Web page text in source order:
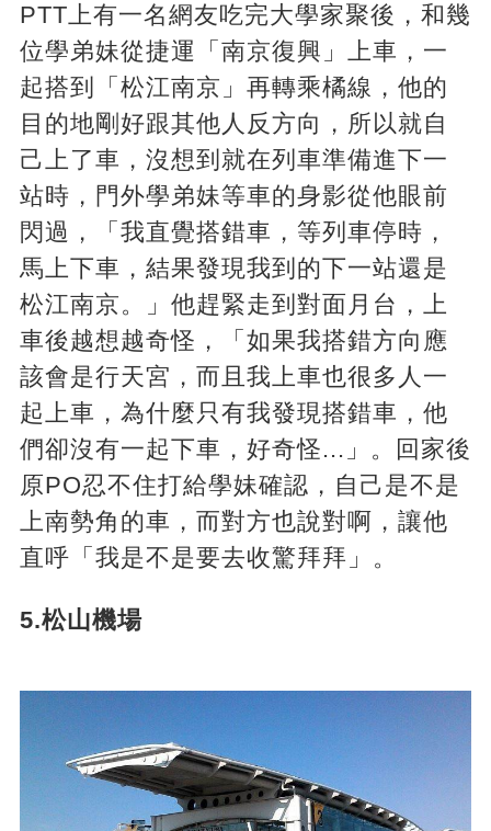
PTT上有一名網友吃完大學家聚後，和幾
位學弟妹從捷運「南京復興」上車，一
起搭到「松江南京」再轉乘橘線，他的
目的地剛好跟其他人反方向，所以就自
己上了車，沒想到就在列車準備進下一
站時，門外學弟妹等車的身影從他眼前
閃過，「我直覺搭錯車，等列車停時，
馬上下車，結果發現我到的下一站還是
松江南京。」他趕緊走到對面月台，上
車後越想越奇怪，「如果我搭錯方向應
該會是行天宮，而且我上車也很多人一
起上車，為什麼只有我發現搭錯車，他
們卻沒有一起下車，好奇怪...」。回家後
原PO忍不住打給學妹確認，自己是不是
上南勢角的車，而對方也說對啊，讓他
直呼「我是不是要去收驚拜拜」。
5.松山機場